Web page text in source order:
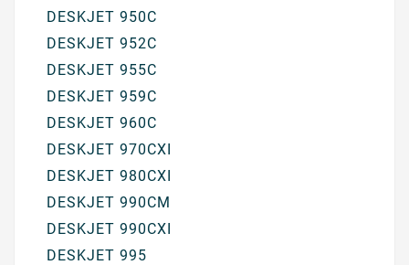
DESKJET 950C
DESKJET 952C
DESKJET 955C
DESKJET 959C
DESKJET 960C
DESKJET 970CXI
DESKJET 980CXI
DESKJET 990CM
DESKJET 990CXI
DESKJET 995